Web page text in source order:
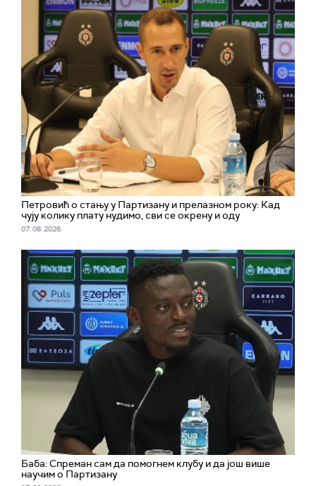
Петровић о стању у Партизану и прелазном року: Кад
чују колику плату нудимо, сви се окрену и оду
07. 08. 2026.
Баба: Спреман сам да помогнем клубу и да још више
научим о Партизану